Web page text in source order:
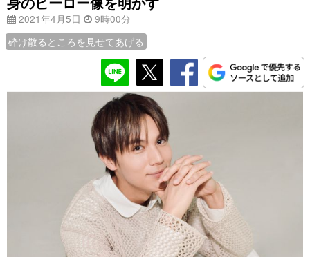
2021年4月5日
9時00分
砕け散るところを見せてあげる